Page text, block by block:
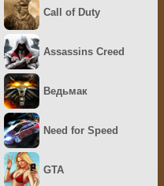
Call of Duty
Assassins Creed
Ведьмак
Need for Speed
GTA